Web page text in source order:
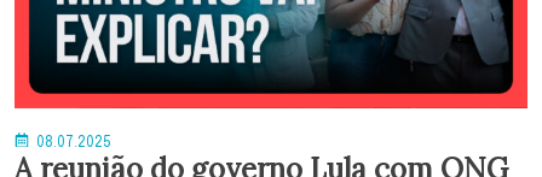
08.07.2025